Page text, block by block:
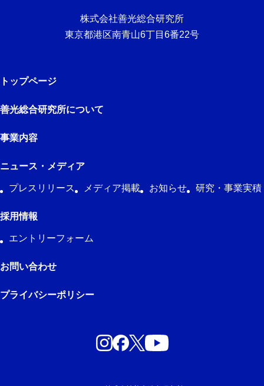
株式会社善光総合研究所
東京都港区南青山6丁目6番22号
トップページ
善光総合研究所について
事業内容
ニュース・メディア
プレスリリース メディア掲載 お知らせ 研究・事業実積
採用情報
エントリーフォーム
お問い合わせ
プライバシーポリシー